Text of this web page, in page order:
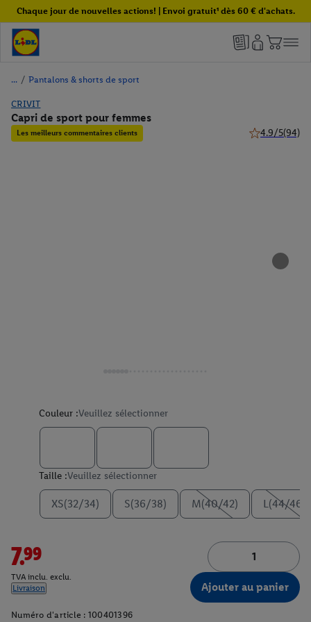
Chaque jour de nouvelles actions! | Envoi gratuit¹ dès 60 € d'achats.
/ Pantalons & shorts de sport
CRIVIT
Capri de sport pour femmes
Les meilleurs commentaires clients 4.9/5(94)
Couleur :Veuillez sélectionner
Taille :Veuillez sélectionner
XS(32/34) S(36/38) M(40/42) L(44/46)
7.99
TVA inclu. exclu.
Livraison
Ajouter au panier
Numéro d'article : 100401396